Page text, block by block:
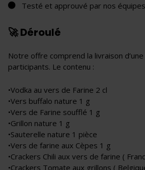
Testé et approuvé par nos équipes
🚀 Déroulé
Notre offre comprend la livraison
participants. Le contenu :
•Vodka au vers de Farine 2 cl
•Vers buffalo nature 1 g
•Vers de Farine soufflé 1 g
•Grillon nature 1 g
•Sauterelle nature 1 pièce
•Vers de farine aux Cèpes 1 g
•Crackers Chili aux vers de farine (
•Crackers Tomate aux grillons (